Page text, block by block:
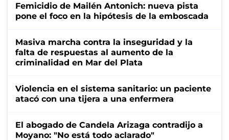
Femicidio de Mailén Antonich: nueva pista
pone el foco en la hipótesis de la emboscada
Masiva marcha contra la inseguridad y la
falta de respuestas al aumento de la
criminalidad en Mar del Plata
Violencia en el sistema sanitario: un paciente
atacó con una tijera a una enfermera
El abogado de Candela Arizaga contradijo a
Moyano: "No está todo aclarado"